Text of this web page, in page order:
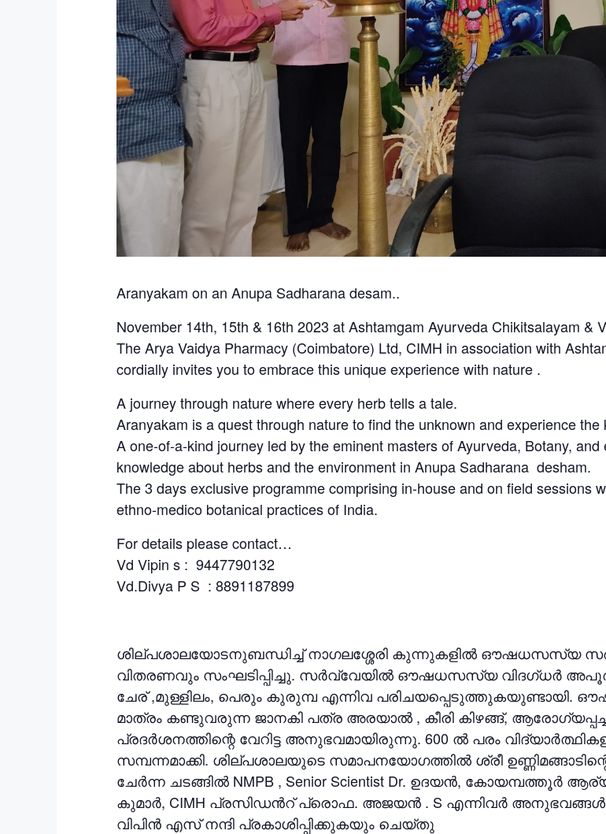
Aranyakam on an Anupa Sadharana desam..
November 14th, 15th & 16th 2023 at Ashtamgam Ayurveda Chikitsalayam &
The Arya Vaidya Pharmacy (Coimbatore) Ltd, CIMH in association with
cordially invites you to embrace this unique experience with nature .
A journey through nature where every herb tells a tale.
Aranyakam is a quest through nature to find the unknown and experience
A one-of-a-kind journey led by the eminent masters of Ayurveda, Botany,
knowledge about herbs and the environment in Anupa Sadharana desham.
The 3 days exclusive programme comprising in-house and on field sessions
ethno-medico botanical practices of India.
For details please contact…
Vd Vipin s : 9447790132
Vd.Divya P S : 8891187899
ശില്പശാലയോടനുബന്ധിച്ച് നാഗലശ്ശേരി കുന്നുകളിൽ
വിതരണവും സംഘടിപ്പിച്ചു. സർവ്വേയിൽ ഔഷധസസ്യ വിദഗ്ധർ
ചേര് ,മുള്ളിലം, പെരും കുരുമ്പ എന്നിവ
മാത്രം കണ്ടുവരുന്ന ജാനകി പത്ര അരയാൽ , കീരി കിഴങ്ങ്,
പ്രദർശനത്തിന്റെ വേറിട്ട അനുഭവമായിരുന്നു. 600 ൽ പരം
സമ്പന്നമാക്കി. ശില്പശാലയുടെ സമാപനയോഗത്തിൽ ശ്രീ
ചേർന്ന ചടങ്ങിൽ NMPB , Senior Scientist Dr. ഉദയൻ,
കുമാർ, CIMH പ്രസിഡൻറ് പ്രൊഫ. അജയൻ . S എന്നിവർ
വിപിൻ എസ് നന്ദി പ്രകാശിപ്പിക്കുകയും ചെയ്തു